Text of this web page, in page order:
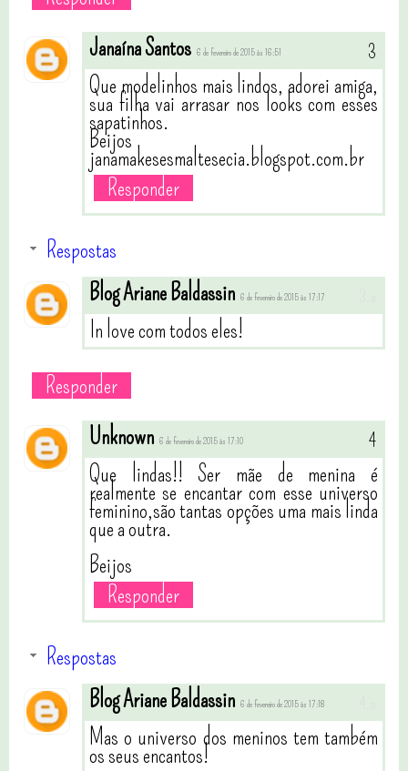
Janaína Santos 6 de fevereiro de 2015 às 16:51
Que modelinhos mais lindos, adorei amiga,
sua filha vai arrasar nos looks com esses
sapatinhos.
Beijos
janamakesesmaltesecia.blogspot.com.br
Responder
Respostas
Blog Ariane Baldassin 6 de fevereiro de 2015 às 17:17
In love com todos eles!
Responder
Unknown 6 de fevereiro de 2015 às 17:10
Que lindas!! Ser mãe de menina é
realmente se encantar com esse universo
feminino,são tantas opções uma mais linda
que a outra.
Beijos
Responder
Respostas
Blog Ariane Baldassin 6 de fevereiro de 2015 às 17:18
Mas o universo dos meninos tem também
os seus encantos!